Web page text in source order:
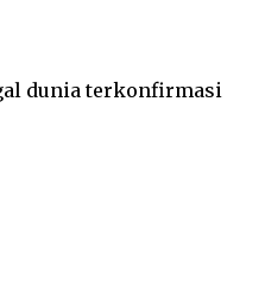
dunia terkonfirmasi